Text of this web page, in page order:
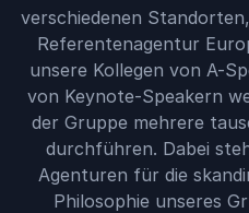
verschiedenen
Referentenagentur
unsere Kollegen von A-
von Keynote-Speakern
der Gruppe mehrere
durchführen. Dabei
Agenturen für die
Philosophie unseres